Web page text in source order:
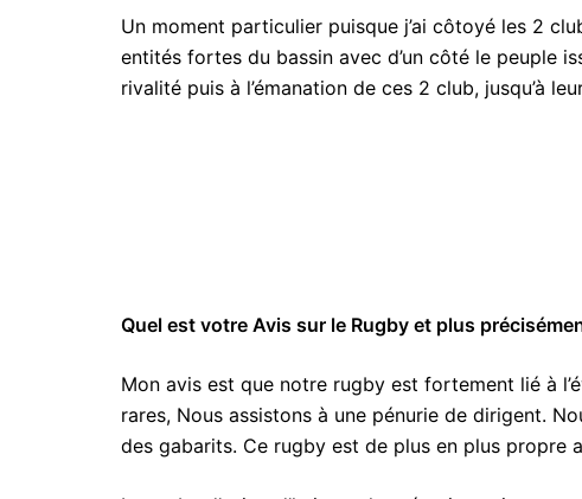
Un moment particulier puisque j’ai côtoyé les 2
entités fortes du bassin avec d’un côté le peuple
rivalité puis à l’émanation de ces 2 club, jusqu’à
Quel est votre Avis sur le Rugby et plus
Mon avis est que notre rugby est fortement lié à
rares, Nous assistons à une pénurie de dirigent.
des gabarits. Ce rugby est de plus en plus propre